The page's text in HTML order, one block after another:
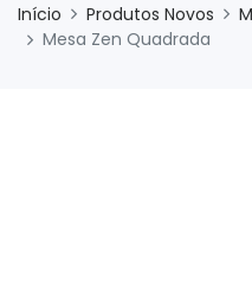
Início Produtos Novos
Mesa Zen Quadrada